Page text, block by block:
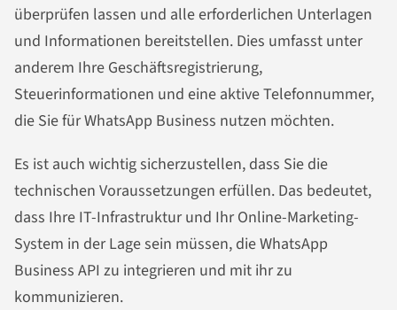
überprüfen lassen und alle erforderlichen Unterlagen
und Informationen bereitstellen. Dies umfasst unter
anderem Ihre Geschäftsregistrierung,
Steuerinformationen und eine aktive Telefonnummer,
die Sie für WhatsApp Business nutzen möchten.
Es ist auch wichtig sicherzustellen, dass Sie die
technischen Voraussetzungen erfüllen. Das bedeutet,
dass Ihre IT-Infrastruktur und Ihr Online-Marketing-
System in der Lage sein müssen, die WhatsApp
Business API zu integrieren und mit ihr zu
kommunizieren.